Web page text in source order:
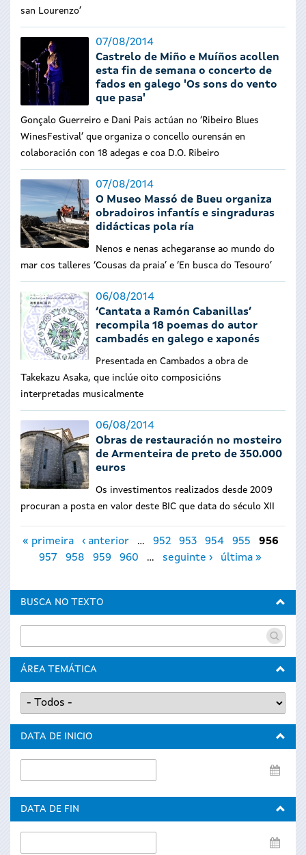
san Lourenzo’
07/08/2014
Castrelo de Miño e Muíños acollen
esta fin de semana o concerto de
fados en galego 'Os sons do vento
que pasa'
Gonçalo Guerreiro e Dani Pais actúan no ‘Ribeiro Blues
WinesFestival’ que organiza o concello ourensán en
colaboración con 18 adegas e coa D.O. Ribeiro
07/08/2014
O Museo Massó de Bueu organiza
obradoiros infantís e singraduras
didácticas pola ría
Nenos e nenas achegaranse ao mundo do
mar cos talleres ‘Cousas da praia’ e ‘En busca do Tesouro’
06/08/2014
‘Cantata a Ramón Cabanillas’
recompila 18 poemas do autor
cambadés en galego e xaponés
Presentada en Cambados a obra de
Takekazu Asaka, que inclúe oito composicións
interpretadas musicalmente
06/08/2014
Obras de restauración no mosteiro
de Armenteira de preto de 350.000
euros
Os investimentos realizados desde 2009
procuran a posta en valor deste BIC que data do século XII
Páxinas
« primeira ‹ anterior … 952 953 954 955
956
957
958 959 960 … seguinte › última »
BUSCA NO TEXTO
ÁREA TEMÁTICA
DATA DE INICIO
de
DATA DE FIN